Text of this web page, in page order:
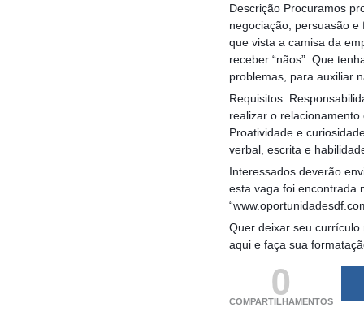
Descrição Procuramos
negociação, persuasão
que vista a camisa da
receber “nãos”. Que
problemas, para auxiliar
Requisitos:
realizar o
Proatividade e
verbal, escrita e
Interessados deverão
esta vaga foi encontrada
Quer deixar seu
aqui e faça sua
0
COMPARTILHAMENTOS